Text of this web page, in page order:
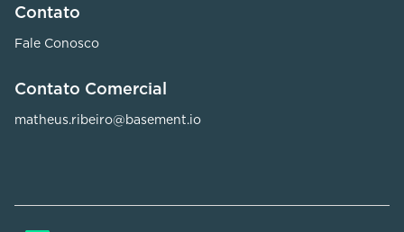
Contato
Fale Conosco
Contato Comercial
matheus.ribeiro@basement.io